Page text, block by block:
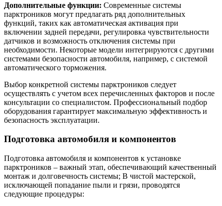
Дополнительные функции: Современные системы
парктроников могут предлагать ряд дополнительных
функций, таких как автоматическая активация при
включении задней передачи, регулировка чувствительности
датчиков и возможность отключения системы при
необходимости. Некоторые модели интегрируются с другими
системами безопасности автомобиля, например, с системой
автоматического торможения.
Выбор конкретной системы парктроников следует
осуществлять с учетом всех перечисленных факторов и после
консультации со специалистом. Профессиональный подбор
оборудования гарантирует максимальную эффективность и
безопасность эксплуатации.
Подготовка автомобиля и компонентов
Подготовка автомобиля и компонентов к установке
парктроников – важный этап, обеспечивающий качественный
монтаж и долговечность системы; В чистой мастерской,
исключающей попадание пыли и грязи, проводятся
следующие процедуры: